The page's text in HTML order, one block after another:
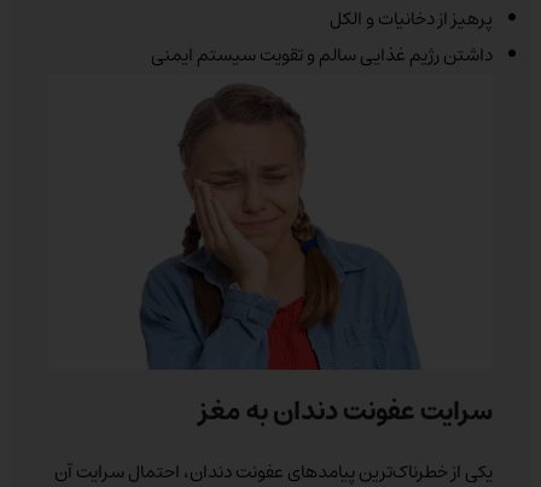
پرهیز از دخانیات و الکل
داشتن رژیم غذایی سالم و تقویت سیستم ایمنی
سرایت عفونت دندان به مغز
یکی از خطرناک‌ترین پیامدهای عفونت دندان، احتمال سرایت آن